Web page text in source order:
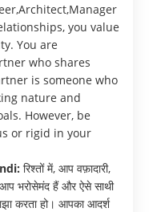
you value
You are
who shares
is someone who
nature and
However, be
or rigid in your
रिश्तों में, आप वफ़ादारी,
भरोसेमंद हैं और ऐसे साथी
करता हो। आपका आदर्श